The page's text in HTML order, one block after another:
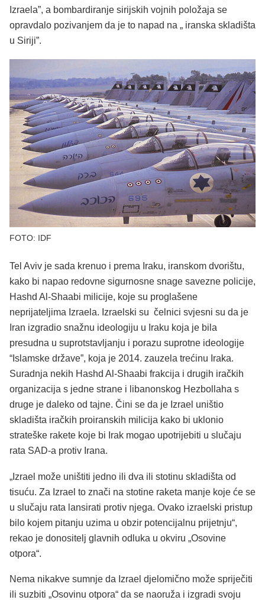
Izraela”, a bombardiranje sirijskih vojnih položaja se
opravdalo pozivanjem da je to napad na „ iranska skladišta
u Siriji”.
FOTO: IDF
Tel Aviv je sada krenuo i prema Iraku, iranskom dvorištu,
kako bi napao redovne sigurnosne snage savezne policije,
Hashd Al-Shaabi milicije, koje su proglašene
neprijateljima Izraela. Izraelski su čelnici svjesni su da je
Iran izgradio snažnu ideologiju u Iraku koja je bila
presudna u suprotstavljanju i porazu suprotne ideologije
“Islamske države”, koja je 2014. zauzela trećinu Iraka.
Suradnja nekih Hashd Al-Shaabi frakcija i drugih iračkih
organizacija s jedne strane i libanonskog Hezbollaha s
druge je daleko od tajne. Čini se da je Izrael uništio
skladišta iračkih proiranskih milicija kako bi uklonio
strateške rakete koje bi Irak mogao upotrijebiti u slučaju
rata SAD-a protiv Irana.
„Izrael može uništiti jedno ili dva ili stotinu skladišta od
tisuću. Za Izrael to znači na stotine raketa manje koje će se
u slučaju rata lansirati protiv njega. Ovako izraelski pristup
bilo kojem pitanju uzima u obzir potencijalnu prijetnju“,
rekao je donositelj glavnih odluka u okviru „Osovine
otpora“.
Nema nikakve sumnje da Izrael djelomično može spriječiti
ili suzbiti „Osovinu otpora“ da se naoruža i izgradi svoju